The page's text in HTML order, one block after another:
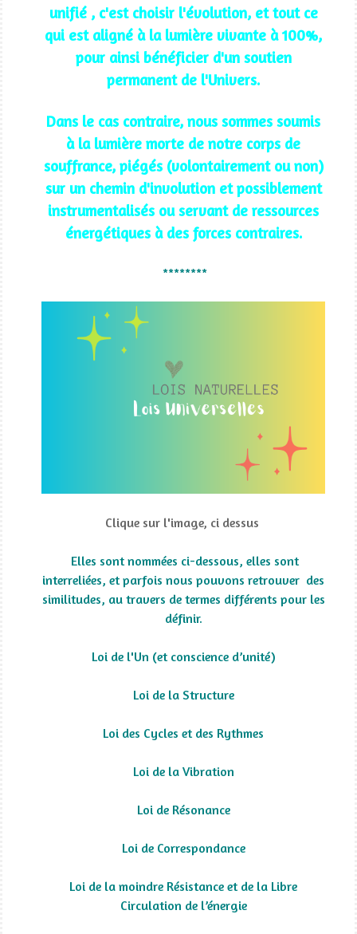
unifié , c'est choisir l'évolution, et tout ce
qui est aligné à la lumière vivante à 100%,
pour ainsi bénéficier d'un soutien
permanent de l'Univers.
Dans le cas contraire, nous sommes soumis
à la lumière morte de notre corps de
souffrance, piégés (volontairement ou non)
sur un chemin d'involution et possiblement
instrumentalisés ou servant de ressources
énergétiques à des forces contraires.
********
Clique sur l'image, ci dessus
Elles sont nommées ci-dessous, elles sont
interreliées, et parfois nous pouvons retrouver des
similitudes, au travers de termes différents pour les
définir.
Loi de l'Un (et conscience d’unité)
Loi de la Structure
Loi des Cycles et des Rythmes
Loi de la Vibration
Loi de Résonance
Loi de Correspondance
Loi de la moindre Résistance et de la Libre
Circulation de l’énergie